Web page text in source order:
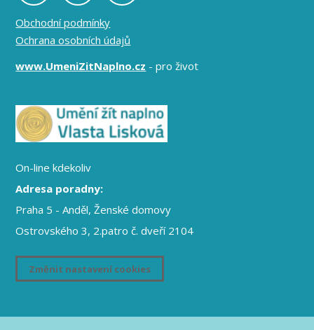
Obchodní podmínky
Ochrana osobních údajů
www.UmeniZitNaplno.cz - pro život
On-line kdekoliv
Adresa poradny:
Praha 5 - Anděl, Ženské domovy
Ostrovského 3, 2.patro č. dveří 2104
Změnit nastavení cookies